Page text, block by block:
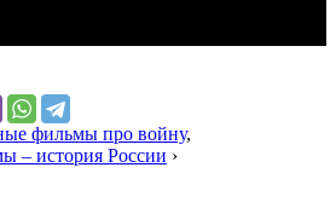
фильмы про войну,
– история России ›